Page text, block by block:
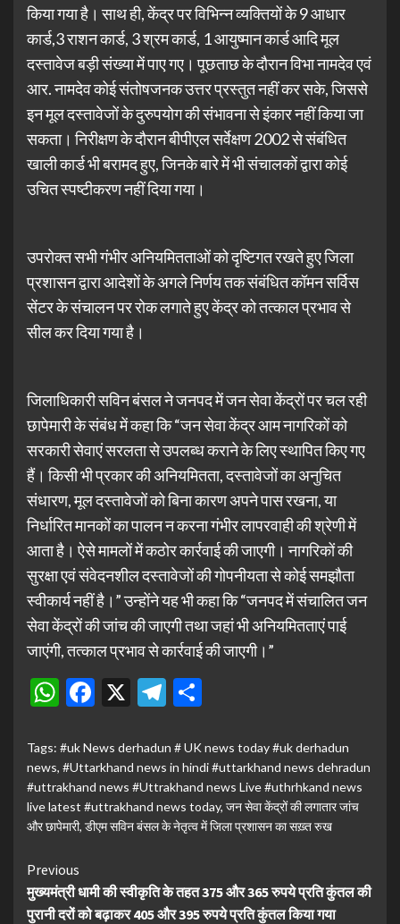
किया गया है। साथ ही, केंद्र पर विभिन्न व्यक्तियों के 9 आधार
कार्ड,3 राशन कार्ड, 3 श्रम कार्ड, 1 आयुष्मान कार्ड आदि मूल
दस्तावेज बड़ी संख्या में पाए गए। पूछताछ के दौरान विभा नामदेव एवं
आर. नामदेव कोई संतोषजनक उत्तर प्रस्तुत नहीं कर सके, जिससे
इन मूल दस्तावेजों के दुरुपयोग की संभावना से इंकार नहीं किया जा
सकता। निरीक्षण के दौरान बीपीएल सर्वेक्षण 2002 से संबंधित
खाली कार्ड भी बरामद हुए, जिनके बारे में भी संचालकों द्वारा कोई
उचित स्पष्टीकरण नहीं दिया गया।
उपरोक्त सभी गंभीर अनियमितताओं को दृष्टिगत रखते हुए जिला
प्रशासन द्वारा आदेशों के अगले निर्णय तक संबंधित कॉमन सर्विस
सेंटर के संचालन पर रोक लगाते हुए केंद्र को तत्काल प्रभाव से
सील कर दिया गया है।
जिलाधिकारी सविन बंसल ने जनपद में जन सेवा केंद्रों पर चल रही
छापेमारी के संबंध में कहा कि “जन सेवा केंद्र आम नागरिकों को
सरकारी सेवाएं सरलता से उपलब्ध कराने के लिए स्थापित किए गए
हैं। किसी भी प्रकार की अनियमितता, दस्तावेजों का अनुचित
संधारण, मूल दस्तावेजों को बिना कारण अपने पास रखना, या
निर्धारित मानकों का पालन न करना गंभीर लापरवाही की श्रेणी में
आता है। ऐसे मामलों में कठोर कार्रवाई की जाएगी। नागरिकों की
सुरक्षा एवं संवेदनशील दस्तावेजों की गोपनीयता से कोई समझौता
स्वीकार्य नहीं है।” उन्होंने यह भी कहा कि “जनपद में संचालित जन
सेवा केंद्रों की जांच की जाएगी तथा जहां भी अनियमितताएं पाई
जाएंगी, तत्काल प्रभाव से कार्रवाई की जाएगी।”
WhatsApp
Facebook
X Telegram
Tags: #uk News derhadun # UK news today #uk derhadun
news, #Uttarkhand news in hindi #uttarkhand news dehradun
#uttrakhand news #Uttrakhand news Live #uthrhkand news
live latest #uttrakhand news today, जन सेवा केंद्रों की लगातार जांच
और छापेमारी, डीएम सविन बंसल के नेतृत्व में जिला प्रशासन का सख़्त रुख
Continue
Reading
Previous
मुख्यमंत्री धामी की स्वीकृति के तहत 375 और 365 रुपये प्रति कुंतल की
पुरानी दरों को बढ़ाकर 405 और 395 रुपये प्रति कुंतल किया गया